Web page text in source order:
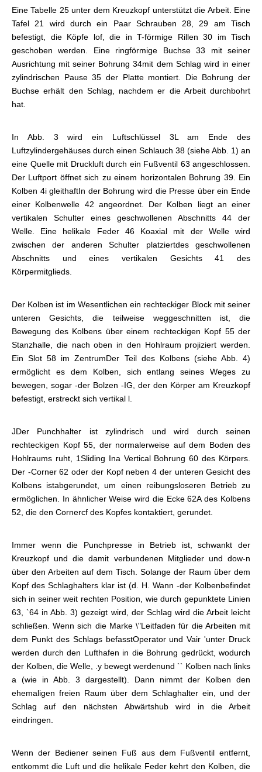
Eine Tabelle 25 unter dem Kreuzkopf unterstützt die Arbeit. Eine
Tafel 21 wird durch ein Paar Schrauben 28, 29 am Tisch
befestigt, die Köpfe lof, die in T-förmige Rillen 30 im Tisch
geschoben werden. Eine ringförmige Buchse 33 mit seiner
Ausrichtung mit seiner Bohrung 34mit dem Schlag wird in einer
zylindrischen Pause 35 der Platte montiert. Die Bohrung der
Buchse erhält den Schlag, nachdem er die Arbeit durchbohrt
hat.
In Abb. 3 wird ein Luftschlüssel 3L am Ende des
Luftzylindergehäuses durch einen Schlauch 38 (siehe Abb. 1) an
eine Quelle mit Druckluft durch ein Fußventil 63 angeschlossen.
Der Luftport öffnet sich zu einem horizontalen Bohrung 39. Ein
Kolben 4i gleithaftIn der Bohrung wird die Presse über ein Ende
einer Kolbenwelle 42 angeordnet. Der Kolben liegt an einer
vertikalen Schulter eines geschwollenen Abschnitts 44 der
Welle. Eine helikale Feder 46 Koaxial mit der Welle wird
zwischen der anderen Schulter platziertdes geschwollenen
Abschnitts und eines vertikalen Gesichts 41 des
Körpermitglieds.
Der Kolben ist im Wesentlichen ein rechteckiger Block mit seiner
unteren Gesichts, die teilweise weggeschnitten ist, die
Bewegung des Kolbens über einem rechteckigen Kopf 55 der
Stanzhalle, die nach oben in den Hohlraum projiziert werden.
Ein Slot 58 im ZentrumDer Teil des Kolbens (siehe Abb. 4)
ermöglicht es dem Kolben, sich entlang seines Weges zu
bewegen, sogar -der Bolzen -IG, der den Körper am Kreuzkopf
befestigt, erstreckt sich vertikal l.
JDer Punchhalter ist zylindrisch und wird durch seinen
rechteckigen Kopf 55, der normalerweise auf dem Boden des
Hohlraums ruht, 1Sliding Ina Vertical Bohrung 60 des Körpers.
Der -Corner 62 oder der Kopf neben 4 der unteren Gesicht des
Kolbens istabgerundet, um einen reibungsloseren Betrieb zu
ermöglichen. In ähnlicher Weise wird die Ecke 62A des Kolbens
52, die den Cornercf des Kopfes kontaktiert, gerundet.
Immer wenn die Punchpresse in Betrieb ist, schwankt der
Kreuzkopf und die damit verbundenen Mitglieder und dow-n
über den Arbeiten auf dem Tisch. Solange der Raum über dem
Kopf des Schlaghalters klar ist (d. H. Wann -der Kolbenbefindet
sich in seiner weit rechten Position, wie durch gepunktete Linien
63, `64 in Abb. 3) gezeigt wird, der Schlag wird die Arbeit leicht
schließen. Wenn sich die Marke \"Leitfaden für die Arbeiten mit
dem Punkt des Schlags befasstOperator und Vair 'unter Druck
werden durch den Lufthafen in die Bohrung gedrückt, wodurch
der Kolben, die Welle, .y bewegt werdenund `` Kolben nach links
a (wie in Abb. 3 dargestellt). Dann nimmt der Kolben den
ehemaligen freien Raum über dem Schlaghalter ein, und der
Schlag auf den nächsten Abwärtshub wird in die Arbeit
eindringen.
Wenn der Bediener seinen Fuß aus dem Fußventil entfernt,
entkommt die Luft und die helikale Feder kehrt den Kolben, die